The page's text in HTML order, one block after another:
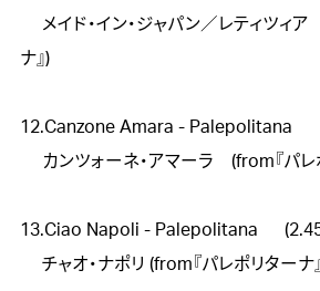
メイド・イン・ジャパン／レティツィア
ナ』)
12.Canzone Amara - Palepolitana
カンツォーネ・アマーラ　(from『パレ
13.Ciao Napoli - Palepolitana
チャオ・ナポリ (from『パレポリターナ